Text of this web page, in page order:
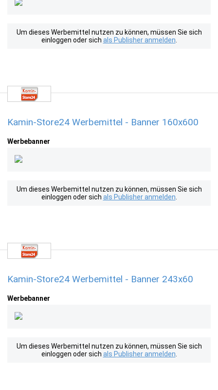
Um dieses Werbemittel nutzen zu können, müssen Sie sich
einloggen oder sich als Publisher anmelden
Kamin-Store24 Werbemittel - Banner 160x600
Werbebanner
Um dieses Werbemittel nutzen zu können, müssen Sie sich
einloggen oder sich als Publisher anmelden
Kamin-Store24 Werbemittel - Banner 243x60
Werbebanner
Um dieses Werbemittel nutzen zu können, müssen Sie sich
einloggen oder sich als Publisher anmelden